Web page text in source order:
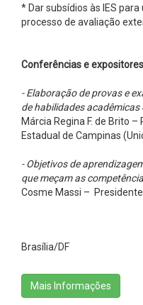
* Dar subsídios às IES
processo de avaliação
Conferências e expositores
- Elaboração de provas e
de habilidades acadêmicas
Márcia Regina F. de Brito
Estadual de Campinas
- Objetivos de
que meçam as
Cosme Massi –
Brasília/DF
Mais Informações